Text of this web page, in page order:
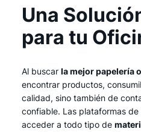
Una
para tu
Al buscar la mejor papelería
encontrar productos,
calidad, sino también de
confiable. Las plataformas
acceder a todo tipo de